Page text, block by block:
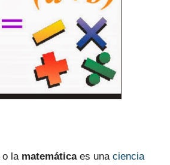
o la matemáticaes una ciencia